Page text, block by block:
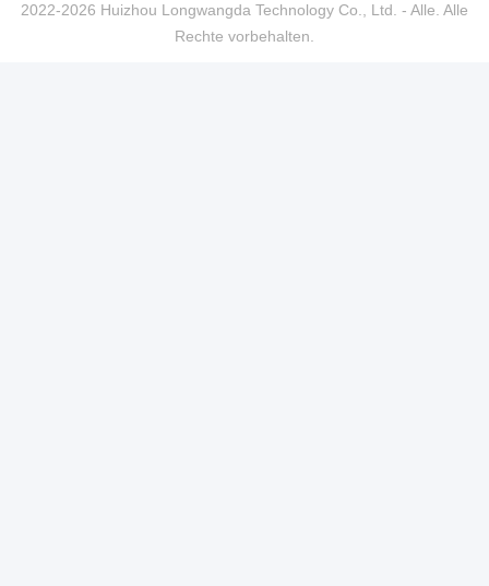
2022-2026 Huizhou Longwangda Technology Co., Ltd. - Alle. Alle
Rechte vorbehalten.